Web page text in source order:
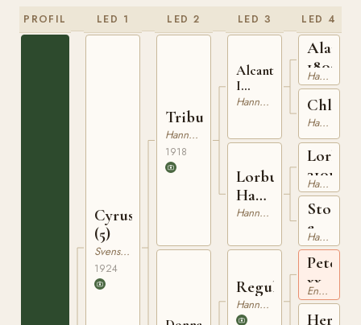
PROFIL LED 1
Cyrus
(5)
Svensk Varmblodig Ridhäst
1924
LED 2
Tribun
Hannoveranare
1918
LED 3
Alcantara
I
310008908
Hannoveranare
Lorbunda
Han.V
56
Hannoveranare
Regulus
Hannoveranare
LED 4
Aland
Hannoveranare
Hannoveranare
Lorlot
Hannoveranare
Sto
e. Hannoveranare
Peter
xxEngelskt Fullblod